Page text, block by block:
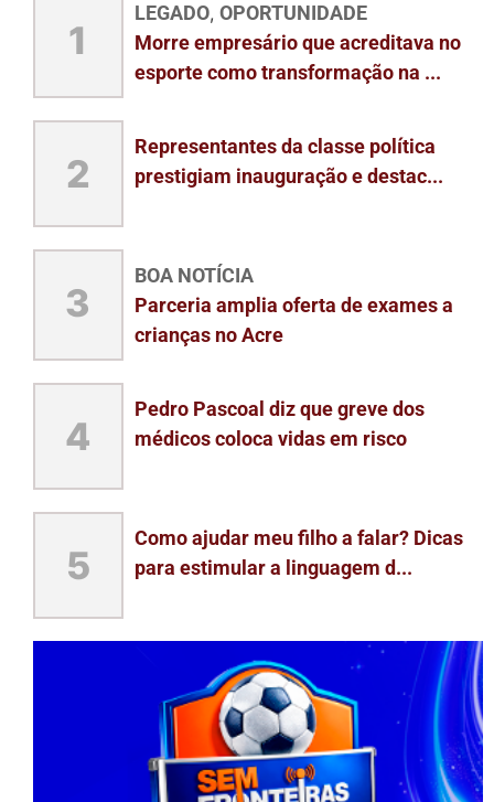
1
LEGADO, OPORTUNIDADE
Morre empresário que acreditava no
esporte como transformação na ...
2
Representantes da classe política
prestigiam inauguração e destac...
3
BOA NOTÍCIA
Parceria amplia oferta de exames a
crianças no Acre
4
Pedro Pascoal diz que greve dos
médicos coloca vidas em risco
5
Como ajudar meu filho a falar? Dicas
para estimular a linguagem d...